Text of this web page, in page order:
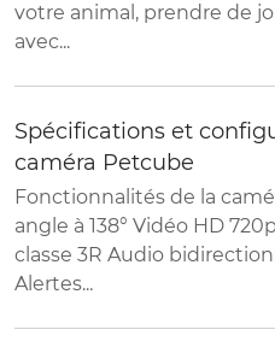
votre animal, prendre de
avec...
Spécifications et
caméra Petcube
Fonctionnalités de la
angle à 138° Vidéo HD
classe 3R Audio
Alertes...